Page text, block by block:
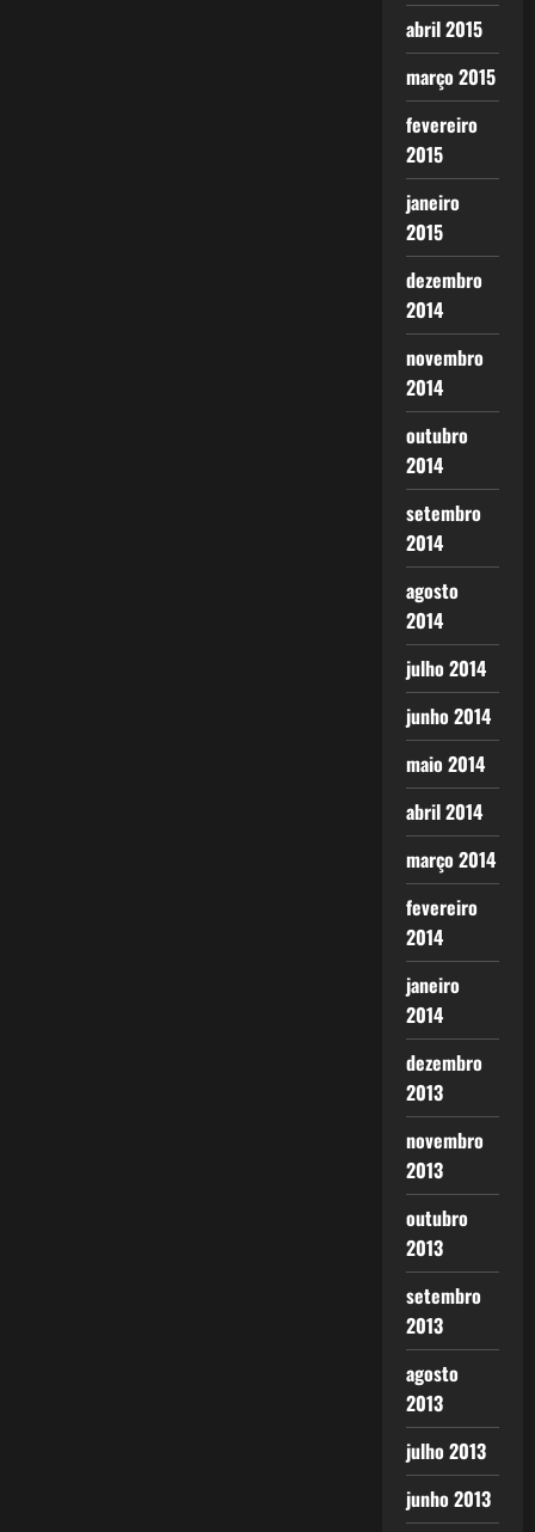
abril 2015
março 2015
fevereiro
2015
janeiro
2015
dezembro
2014
novembro
2014
outubro
2014
setembro
2014
agosto
2014
julho 2014
junho 2014
maio 2014
abril 2014
março 2014
fevereiro
2014
janeiro
2014
dezembro
2013
novembro
2013
outubro
2013
setembro
2013
agosto
2013
julho 2013
junho 2013